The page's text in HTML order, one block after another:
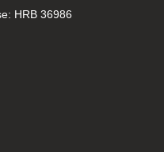
HRB 36986